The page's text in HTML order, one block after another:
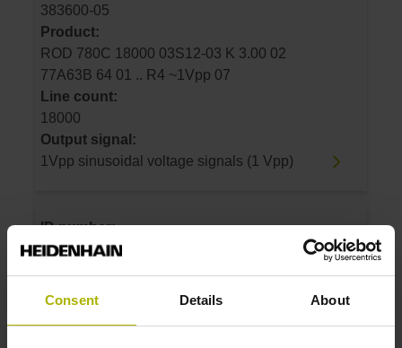
Consent Details About
383600-05
Product:
ROD 780C 18000 03S12-03 K 3.00 02
77A63B 64 01 .. R4 ~1Vpp 07
Line count:
18000
Output signal:
1Vpp sinusoidal voltage signals (1 Vpp)
ID number:
383600-07
ROD 780C 18000 01 -03 K 5.00 02 77A63B 64